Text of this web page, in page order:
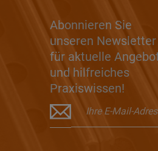
Abonnieren Sie
unseren Newsletter
für aktuelle
und hilfreiches
Praxiswissen!